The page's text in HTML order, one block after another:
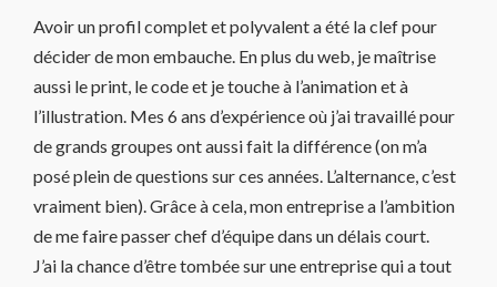
Avoir un profil complet et polyvalent a été la clef pour
décider de mon embauche. En plus du web, je maîtrise
aussi le print, le code et je touche à l’animation et à
l’illustration. Mes 6 ans d’expérience où j’ai travaillé pour
de grands groupes ont aussi fait la différence (on m’a
posé plein de questions sur ces années. L’alternance, c’est
vraiment bien). Grâce à cela, mon entreprise a l’ambition
de me faire passer chef d’équipe dans un délais court.
J’ai la chance d’être tombée sur une entreprise qui a tout